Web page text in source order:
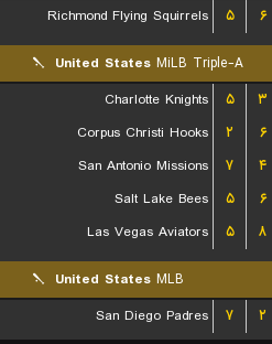
Richmond Flying Squirrels
۵ ۶
United States MiLB Triple-A
Charlotte Knights
۵ ۳
Corpus Christi Hooks
۲ ۶
San Antonio Missions
۷ ۴
Salt Lake Bees
۵ ۶
Las Vegas Aviators
۵ ۸
United States MLB
San Diego Padres
۷ ۲